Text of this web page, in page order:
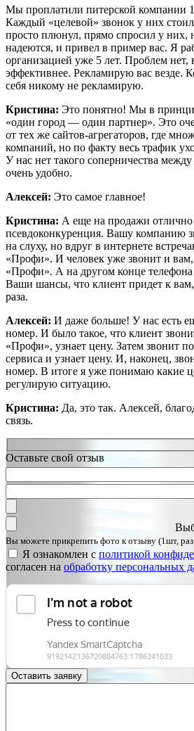
Мы проплатили питерской компании
Каждый «целевой» звонок у них
просто плюнул, прямо спросил у них,
надеются, и привел в пример вас. Я
организацией уже 5 лет. Проблем нет,
эффективнее. Рекламирую вас везде.
себя никому не рекламирую.
Кристина: Это понятно! Мы в
«один город — один партнер». Это
от тех же сайтов-агрегаторов, где
компаний, но по факту весь трафик
У нас нет такого соперничества
очень удобно.
Алексей: Это самое главное!
Кристина: А еще на продажи отлично
псевдоконкуренция. Вашу компанию
на слуху, но вдруг в интернете
«Профи». И человек уже звонит и
«Профи». А на другом конце
Ваши шансы, что клиент придет к
раза.
Алексей: И даже больше! У нас есть
номер. И было такое, что клиент
«Профи», узнает цену. Затем звонит
сервиса и узнает цену. И, наконец,
номер. В итоге я уже понимаю какие
регулирую ситуацию.
Кристина: Да, это так. Алексей,
связь.
Оставьте свой отзыв
Вы можете прикрепить фото к отзыву (1шт,
Я ознакомлен с политикой
согласен на обработку персональных